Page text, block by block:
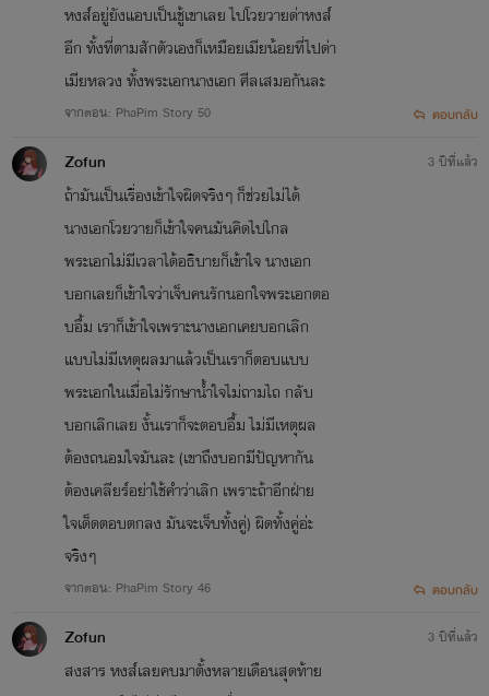
หงส์อยู่ยังแอบเป็นชู้เขาเลย ไปโวยวายด่าหงส์
อีก ทั้งที่ตามสักตัวเองก็เหมือยเมียน้อยที่ไปด่า
เมียหลวง ทั้งพระเอกนางเอก ศีลเสมอกันละ
จากตอน: PhaPim Story 50 ตอบกลับ
Zofun
ถ้ามันเป็นเรื่องเข้าใจผิดจริงๆ ก็ช่วยไม่ได้
นางเอกโวยวายก็เข้าใจคนมันคิดไปไกล
พระเอกไม่มีเวลาได้อธิบายก็เข้าใจ นางเอก
บอกเลยก็เข้าใจว่าเจ็บคนรักนอกใจพระเอกตอ
บอื้ม เราก็เข้าใจเพราะนางเอกเคยบอกเลิก
แบบไม่มีเหตุผลมาแล้วเป็นเราก็ตอบแบบ
พระเอกในเมื่อไม่รักษาน้ำใจไม่ถามไถ กลับ
บอกเลิกเลย งั้นเราก็จะตอบอื้ม ไม่มีเหตุผล
ต้องถนอมใจมันละ (เขาถึงบอกมีปัญหากัน
ต้องเคลียร์อย่าใช้คำว่าเลิก เพราะถ้าอีกฝ่าย
ใจเด็ดตอบตกลง มันจะเจ็บทั้งคู่) ผิดทั้งคู่อ่ะ
จริงๆ
จากตอน: PhaPim Story 46
3 ปีที่แล้ว
ตอบกลับ
Zofun
สงสาร หงส์เลยคบมาตั้งหลายเดือนสุดท้าย
3 ปีที่แล้ว